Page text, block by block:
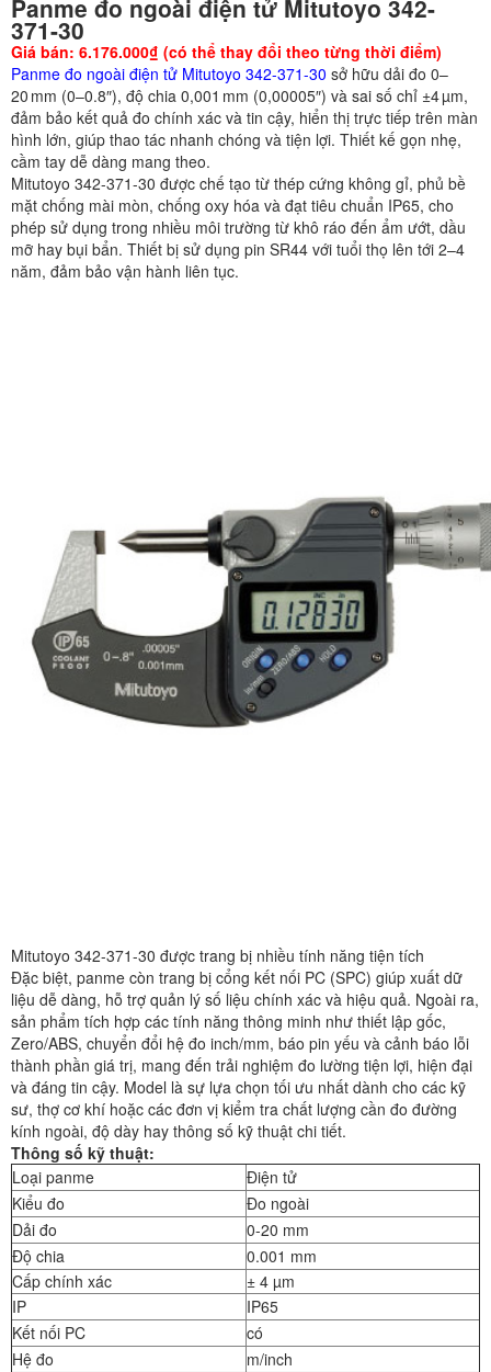
Panme đo ngoài điện tử Mitutoyo 342-
371-30
Giá bán: 6.176.000₫ (có thể thay đổi theo từng thời điểm)
Panme đo ngoài điện tử Mitutoyo 342-371-30 sở hữu dải đo 0–
20 mm (0–0.8″), độ chia 0,001 mm (0,00005″) và sai số chỉ ±4 µm,
đảm bảo kết quả đo chính xác và tin cậy, hiển thị trực tiếp trên màn
hình lớn, giúp thao tác nhanh chóng và tiện lợi. Thiết kế gọn nhẹ,
cầm tay dễ dàng mang theo.
Mitutoyo 342-371-30 được chế tạo từ thép cứng không gỉ, phủ bề
mặt chống mài mòn, chống oxy hóa và đạt tiêu chuẩn IP65, cho
phép sử dụng trong nhiều môi trường từ khô ráo đến ẩm ướt, dầu
mỡ hay bụi bẩn. Thiết bị sử dụng pin SR44 với tuổi thọ lên tới 2–4
năm, đảm bảo vận hành liên tục.
Mitutoyo 342-371-30 được trang bị nhiều tính năng tiện tích
Đặc biệt, panme còn trang bị cổng kết nối PC (SPC) giúp xuất dữ
liệu dễ dàng, hỗ trợ quản lý số liệu chính xác và hiệu quả. Ngoài ra,
sản phẩm tích hợp các tính năng thông minh như thiết lập gốc,
Zero/ABS, chuyển đổi hệ đo inch/mm, báo pin yếu và cảnh báo lỗi
thành phần giá trị, mang đến trải nghiệm đo lường tiện lợi, hiện đại
và đáng tin cậy. Model là sự lựa chọn tối ưu nhất dành cho các kỹ
sư, thợ cơ khí hoặc các đơn vị kiểm tra chất lượng cần đo đường
kính ngoài, độ dày hay thông số kỹ thuật chi tiết.
Thông số kỹ thuật:
Loại panme
Điện tử
Kiểu đo
Đo ngoài
Dải đo
0-20 mm
Độ chia
0.001 mm
Cấp chính xác
± 4 µm
IP
IP65
Kết nối PC
có
Hệ đo
m/inch